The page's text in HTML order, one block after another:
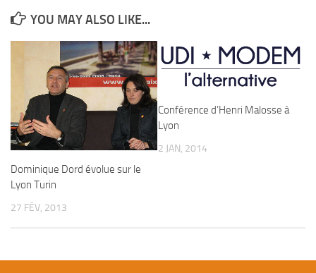
YOU MAY ALSO LIKE...
Dominique Dord évolue sur le
Lyon Turin
27 FÉV, 2013
Conférence d’Henri Malosse à
Lyon
2 JAN, 2014